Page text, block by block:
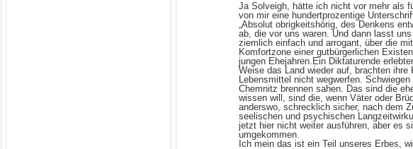
Ja Solveigh, hätte ich nicht vor mehr als
von mir eine hundertprozentige
„Absolut obrigkeitshörig, des Denkens
ab, die vor uns waren. Und dann lasst
ziemlich einfach und arrogant, über die
Komfortzone einer gutbürgerlichen
jungen Ehejahren.Ein Diktaturende
Weise das Land wieder auf, brachten
Lebensmittel nicht wegwerfen.
Chemnitz brennen sahen. Das sind die
wissen will, sind die, wenn Väter oder
anderswo, schrecklich sicher, nach dem
seelischen und psychischen
jetzt hier nicht weiter ausführen, aber es
umgekommen.
Ich mein das ist ein Teil unseres Erbes,